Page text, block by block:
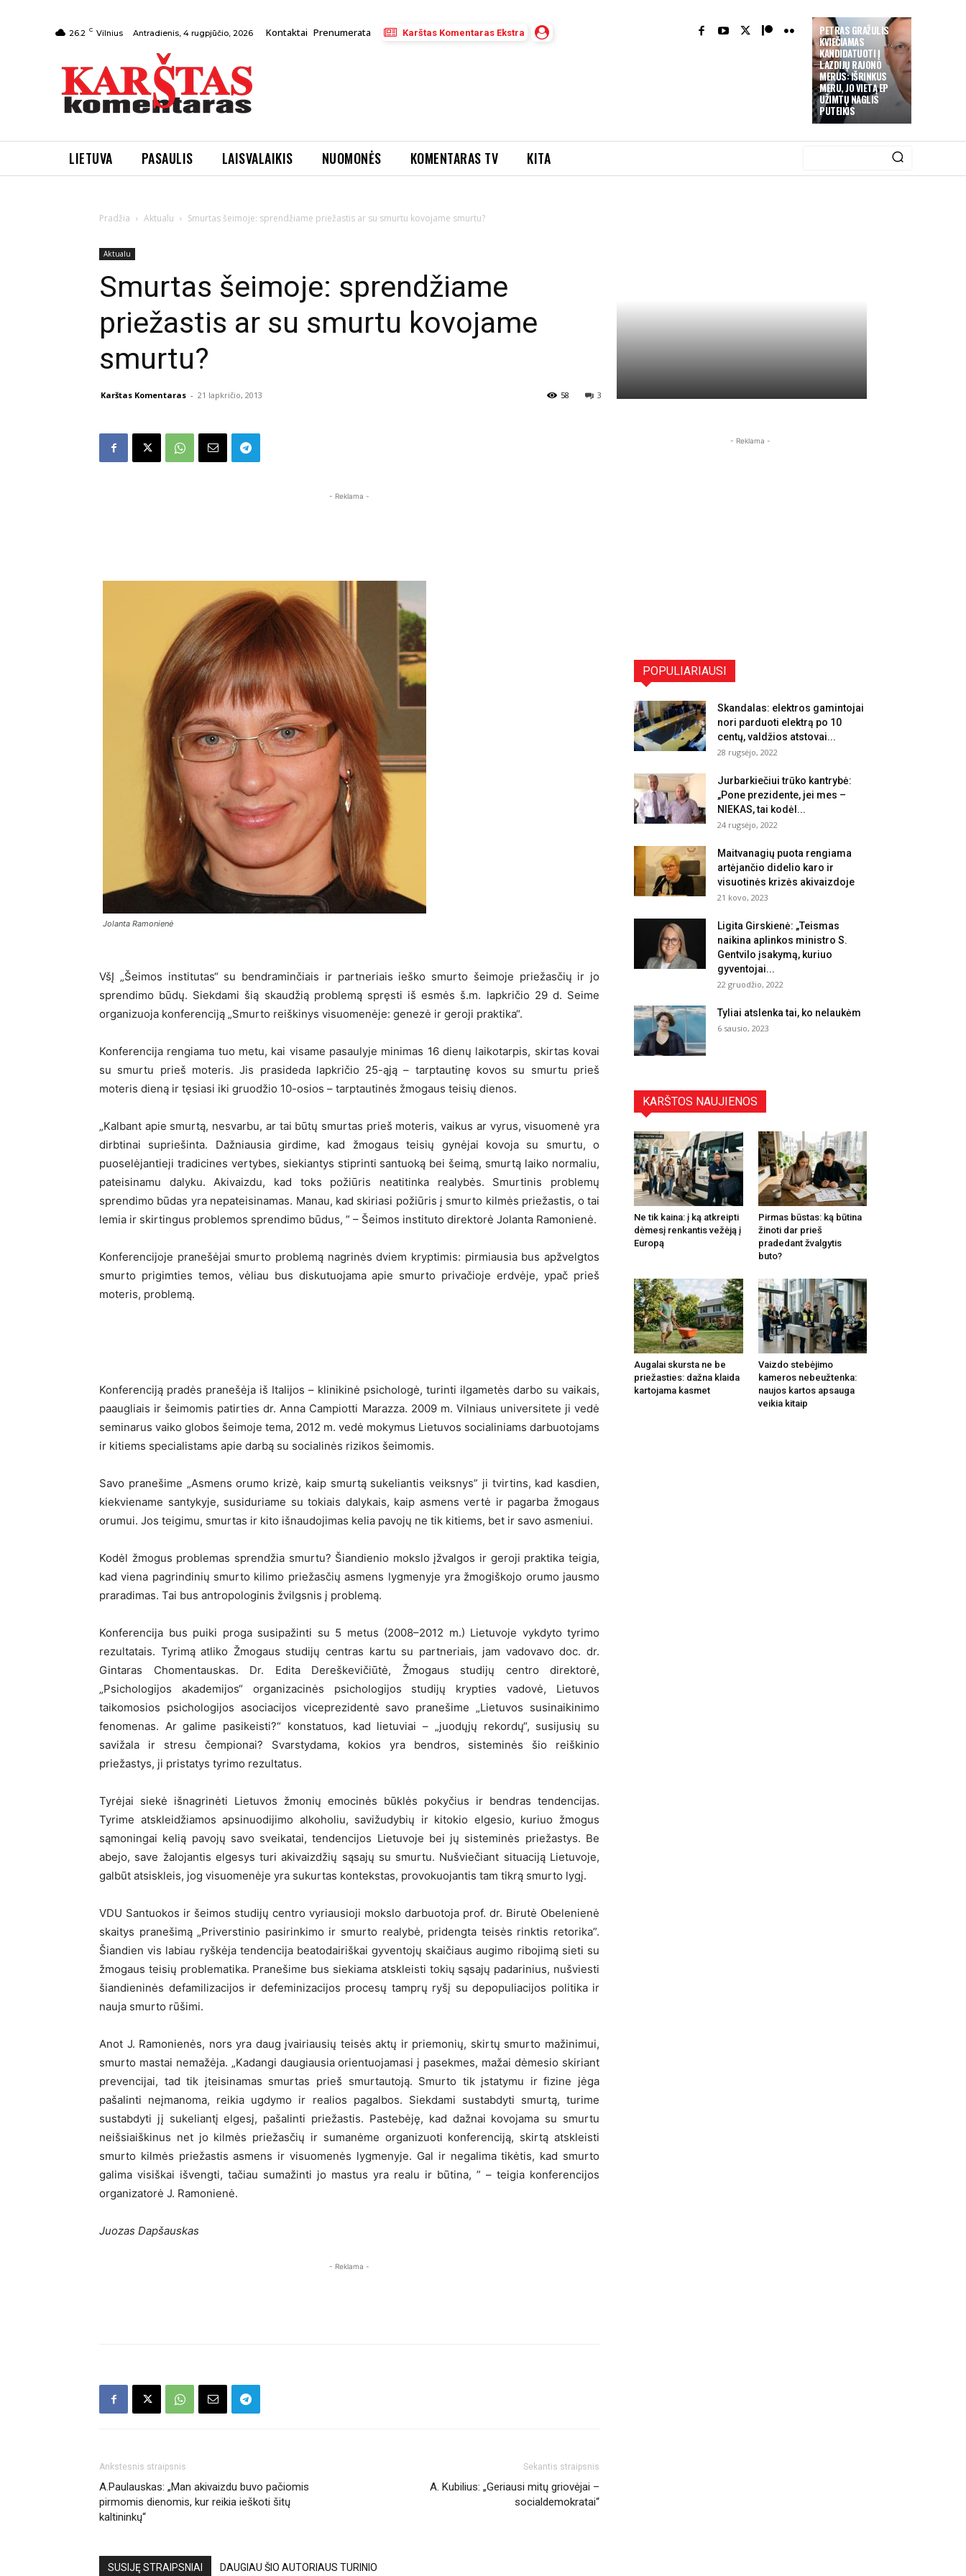
PETRAS GRAŽULIS
KVIEČIAMAS
KANDIDATUOTI Į
LAZDIJŲ RAJONO
MERUS: IŠRINKUS
MERU, JO VIETĄ EP
UŽIMTŲ NAGLIS
PUTEIKIS
26.2 C Vilnius Antradienis, 4 rugpjūčio, 2026 Kontaktai Prenumerata Karštas Komentaras Ekstra
LIETUVA PASAULIS LAISVALAIKIS NUOMONĖS KOMENTARAS TV KITA
Pradžia Aktualu Smurtas šeimoje: sprendžiame priežastis ar su smurtu kovojame smurtu?
Aktualu
Smurtas šeimoje: sprendžiame
priežastis ar su smurtu kovojame
smurtu?
Karštas Komentaras - 21 lapkričio, 2013 3
58
- Reklama -
Jolanta Ramonienė
VšĮ „Šeimos institutas“ su bendraminčiais ir partneriais ieško smurto šeimoje priežasčių ir jo
sprendimo būdų. Siekdami šią skaudžią problemą spręsti iš esmės š.m. lapkričio 29 d. Seime
organizuoja konferenciją „Smurto reiškinys visuomenėje: genezė ir geroji praktika“.
Konferencija rengiama tuo metu, kai visame pasaulyje minimas 16 dienų laikotarpis, skirtas kovai
su smurtu prieš moteris. Jis prasideda lapkričio 25-ąją – tarptautinę kovos su smurtu prieš
moteris dieną ir tęsiasi iki gruodžio 10-osios – tarptautinės žmogaus teisių dienos.
„Kalbant apie smurtą, nesvarbu, ar tai būtų smurtas prieš moteris, vaikus ar vyrus, visuomenė yra
dirbtinai supriešinta. Dažniausia girdime, kad žmogaus teisių gynėjai kovoja su smurtu, o
puoselėjantieji tradicines vertybes, siekiantys stiprinti santuoką bei šeimą, smurtą laiko normaliu,
pateisinamu dalyku. Akivaizdu, kad toks požiūris neatitinka realybės. Smurtinis problemų
sprendimo būdas yra nepateisinamas. Manau, kad skiriasi požiūris į smurto kilmės priežastis, o tai
lemia ir skirtingus problemos sprendimo būdus, ” – Šeimos instituto direktorė Jolanta Ramonienė.
Konferencijoje pranešėjai smurto problemą nagrinės dviem kryptimis: pirmiausia bus apžvelgtos
smurto prigimties temos, vėliau bus diskutuojama apie smurto privačioje erdvėje, ypač prieš
moteris, problemą.
Konferenciją pradės pranešėja iš Italijos – klinikinė psichologė, turinti ilgametės darbo su vaikais,
paaugliais ir šeimomis patirties dr. Anna Campiotti Marazza. 2009 m. Vilniaus universitete ji vedė
seminarus vaiko globos šeimoje tema, 2012 m. vedė mokymus Lietuvos socialiniams darbuotojams
ir kitiems specialistams apie darbą su socialinės rizikos šeimomis.
Savo pranešime „Asmens orumo krizė, kaip smurtą sukeliantis veiksnys” ji tvirtins, kad kasdien,
kiekviename santykyje, susiduriame su tokiais dalykais, kaip asmens vertė ir pagarba žmogaus
orumui. Jos teigimu, smurtas ir kito išnaudojimas kelia pavojų ne tik kitiems, bet ir savo asmeniui.
Kodėl žmogus problemas sprendžia smurtu? Šiandienio mokslo įžvalgos ir geroji praktika teigia,
kad viena pagrindinių smurto kilimo priežasčių asmens lygmenyje yra žmogiškojo orumo jausmo
praradimas. Tai bus antropologinis žvilgsnis į problemą.
Konferencija bus puiki proga susipažinti su 5 metus (2008–2012 m.) Lietuvoje vykdyto tyrimo
rezultatais. Tyrimą atliko Žmogaus studijų centras kartu su partneriais, jam vadovavo doc. dr.
Gintaras Chomentauskas. Dr. Edita Dereškevičiūtė, Žmogaus studijų centro direktorė,
„Psichologijos akademijos“ organizacinės psichologijos studijų krypties vadovė, Lietuvos
taikomosios psichologijos asociacijos viceprezidentė savo pranešime „Lietuvos susinaikinimo
fenomenas. Ar galime pasikeisti?“ konstatuos, kad lietuviai – „juodųjų rekordų“, susijusių su
savižala ir stresu čempionai? Svarstydama, kokios yra bendros, sisteminės šio reiškinio
priežastys, ji pristatys tyrimo rezultatus.
Tyrėjai siekė išnagrinėti Lietuvos žmonių emocinės būklės pokyčius ir bendras tendencijas.
Tyrime atskleidžiamos apsinuodijimo alkoholiu, savižudybių ir kitokio elgesio, kuriuo žmogus
sąmoningai kelią pavojų savo sveikatai, tendencijos Lietuvoje bei jų sisteminės priežastys. Be
abejo, save žalojantis elgesys turi akivaizdžių sąsajų su smurtu. Nušviečiant situaciją Lietuvoje,
galbūt atsiskleis, jog visuomenėje yra sukurtas kontekstas, provokuojantis tam tikrą smurto lygį.
VDU Santuokos ir šeimos studijų centro vyriausioji mokslo darbuotoja prof. dr. Birutė Obelenienė
skaitys pranešimą „Priverstinio pasirinkimo ir smurto realybė, pridengta teisės rinktis retorika”.
Šiandien vis labiau ryškėja tendencija beatodairiškai gyventojų skaičiaus augimo ribojimą sieti su
žmogaus teisių problematika. Pranešime bus siekiama atskleisti tokių sąsajų padarinius, nušviesti
šiandieninės defamilizacijos ir defeminizacijos procesų tamprų ryšį su depopuliacijos politika ir
nauja smurto rūšimi.
Anot J. Ramonienės, nors yra daug įvairiausių teisės aktų ir priemonių, skirtų smurto mažinimui,
smurto mastai nemažėja. „Kadangi daugiausia orientuojamasi į pasekmes, mažai dėmesio skiriant
prevencijai, tad tik įteisinamas smurtas prieš smurtautoją. Smurto tik įstatymu ir fizine jėga
pašalinti neįmanoma, reikia ugdymo ir realios pagalbos. Siekdami sustabdyti smurtą, turime
sustabdyti jį sukeliantį elgesį, pašalinti priežastis. Pastebėję, kad dažnai kovojama su smurtu
neišsiaiškinus net jo kilmės priežasčių ir sumanėme organizuoti konferenciją, skirtą atskleisti
smurto kilmės priežastis asmens ir visuomenės lygmenyje. Gal ir negalima tikėtis, kad smurto
galima visiškai išvengti, tačiau sumažinti jo mastus yra realu ir būtina, ” – teigia konferencijos
organizatorė J. Ramonienė.
Juozas Dapšauskas
- Reklama -
Ankstesnis straipsnis
A.Paulauskas: „Man akivaizdu buvo pačiomis
pirmomis dienomis, kur reikia ieškoti šitų
kaltininkų“
Sekantis straipsnis
A. Kubilius: „Geriausi mitų griovėjai –
socialdemokratai“
SUSIJĘ STRAIPSNIAI DAUGIAU ŠIO AUTORIAUS TURINIO
- Reklama -
POPULIARIAUSI
Skandalas: elektros gamintojai
nori parduoti elektrą po 10
centų, valdžios atstovai...
28 rugsėjo, 2022
Jurbarkiečiui trūko kantrybė:
„Pone prezidente, jei mes –
NIEKAS, tai kodėl...
24 rugsėjo, 2022
Maitvanagių puota rengiama
artėjančio didelio karo ir
visuotinės krizės akivaizdoje
21 kovo, 2023
Ligita Girskienė: „Teismas
naikina aplinkos ministro S.
Gentvilo įsakymą, kuriuo
gyventojai...
22 gruodžio, 2022
Tyliai atslenka tai, ko nelaukėm
6 sausio, 2023
KARŠTOS NAUJIENOS
Ne tik kaina: į ką atkreipti
dėmesį renkantis vežėją į
Europą
Pirmas būstas: ką būtina
žinoti dar prieš
pradedant žvalgytis
buto?
Augalai skursta ne be
priežasties: dažna klaida
kartojama kasmet
Vaizdo stebėjimo
kameros nebeužtenka:
naujos kartos apsauga
veikia kitaip